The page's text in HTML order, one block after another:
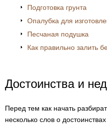
Подготовка грунта
Опалубка для
Песчаная подушка
Как правильно залить
Достоинства и
Перед тем как начать
несколько слов о